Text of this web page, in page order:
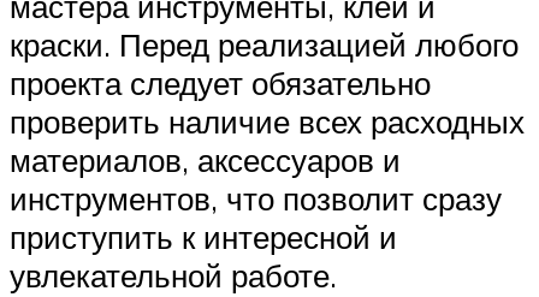
краски. Перед реализацией любого
проекта следует обязательно
проверить наличие всех расходных
материалов, аксессуаров и
инструментов, что позволит сразу
приступить к интересной и
увлекательной работе.